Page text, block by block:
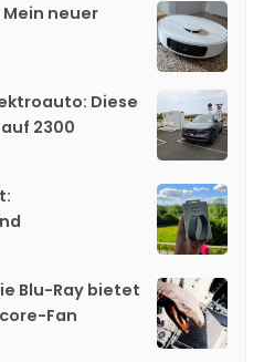
Mein neuer
Diese
2300
Blu-Ray bietet
Fan